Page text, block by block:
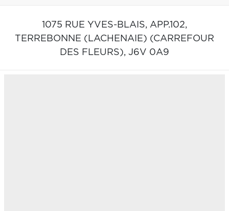
1075 RUE YVES-BLAIS, APP.102,
TERREBONNE (LACHENAIE) (CARREFOUR
DES FLEURS), J6V 0A9